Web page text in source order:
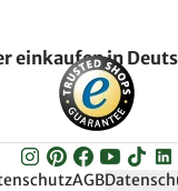
einkaufen in
AGB